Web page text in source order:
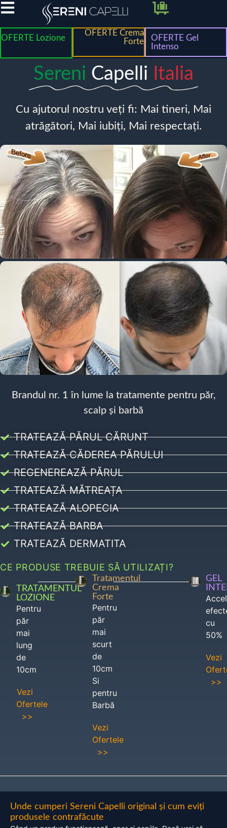
OFERTE Lozione
OFERTE Crema
Forte
OFERTE Gel
Intenso
Sereni Capelli Italia
Cu ajutorul nostru veți fi: Mai tineri, Mai
atrăgători, Mai iubiți, Mai respectați.
Brandul nr. 1 în lume la tratamente pentru păr,
scalp și barbă
TRATEAZĂ PĂRUL CĂRUNT
TRATEAZĂ CĂDEREA PĂRULUI
REGENEREAZĂ PĂRUL
TRATEAZĂ MĂTREAȚA
TRATEAZĂ ALOPECIA
TRATEAZĂ BARBA
TRATEAZĂ DERMATITA
CE PRODUSE TREBUIE SĂ UTILIZAȚI?
TRATAMENTUL
LOZIONE
Pentru
păr
mai
lung
de
10cm
Vezi
Ofertele
>>
Tratamentul
Crema
Forte
Pentru
păr
mai
scurt
de
10cm
Si
pentru
Barbă
Vezi
Ofertele
>>
GEL
cu
50%
Vezi
>>
Unde cumperi Sereni Capelli original și cum eviți
produsele contrafăcute